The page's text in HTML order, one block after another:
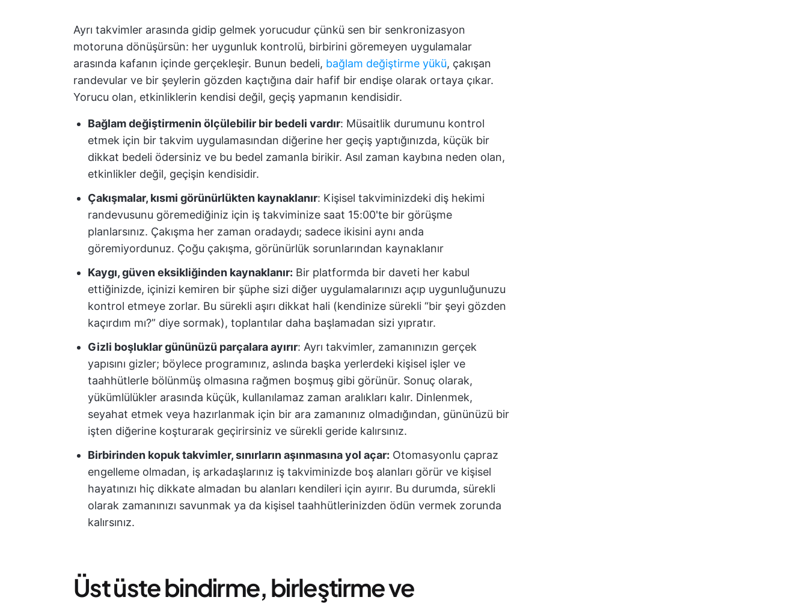
Ayrı takvimler arasında gidip gelmek yorucudur çünkü sen bir senkronizasyon
motoruna dönüşürsün: her uygunluk kontrolü, birbirini göremeyen uygulamalar
arasında kafanın içinde gerçekleşir. Bunun bedeli, bağlam değiştirme yükü, çakışan
randevular ve bir şeylerin gözden kaçtığına dair hafif bir endişe olarak ortaya çıkar.
Yorucu olan, etkinliklerin kendisi değil, geçiş yapmanın kendisidir.
Bağlam değiştirmenin ölçülebilir bir bedeli vardır: Müsaitlik durumunu kontrol
etmek için bir takvim uygulamasından diğerine her geçiş yaptığınızda, küçük bir
dikkat bedeli ödersiniz ve bu bedel zamanla birikir. Asıl zaman kaybına neden olan,
etkinlikler değil, geçişin kendisidir.
Çakışmalar, kısmi görünürlükten kaynaklanır: Kişisel takviminizdeki diş hekimi
randevusunu göremediğiniz için iş takviminize saat 15:00'te bir görüşme
planlarsınız. Çakışma her zaman oradaydı; sadece ikisini aynı anda
göremiyordunuz. Çoğu çakışma, görünürlük sorunlarından kaynaklanır
Kaygı, güven eksikliğinden kaynaklanır: Bir platformda bir daveti her kabul
ettiğinizde, içinizi kemiren bir şüphe sizi diğer uygulamalarınızı açıp uygunluğunuzu
kontrol etmeye zorlar. Bu sürekli aşırı dikkat hali (kendinize sürekli “bir şeyi gözden
kaçırdım mı?” diye sormak), toplantılar daha başlamadan sizi yıpratır.
Gizli boşluklar gününüzü parçalara ayırır: Ayrı takvimler, zamanınızın gerçek
yapısını gizler; böylece programınız, aslında başka yerlerdeki kişisel işler ve
taahhütlerle bölünmüş olmasına rağmen boşmuş gibi görünür. Sonuç olarak,
yükümlülükler arasında küçük, kullanılamaz zaman aralıkları kalır. Dinlenmek,
seyahat etmek veya hazırlanmak için bir ara zamanınız olmadığından, gününüzü bir
işten diğerine koşturarak geçirirsiniz ve sürekli geride kalırsınız.
Birbirinden kopuk takvimler, sınırların aşınmasına yol açar: Otomasyonlu çapraz
engelleme olmadan, iş arkadaşlarınız iş takviminizde boş alanları görür ve kişisel
hayatınızı hiç dikkate almadan bu alanları kendileri için ayırır. Bu durumda, sürekli
olarak zamanınızı savunmak ya da kişisel taahhütlerinizden ödün vermek zorunda
kalırsınız.
Üst üste bindirme, birleştirme ve